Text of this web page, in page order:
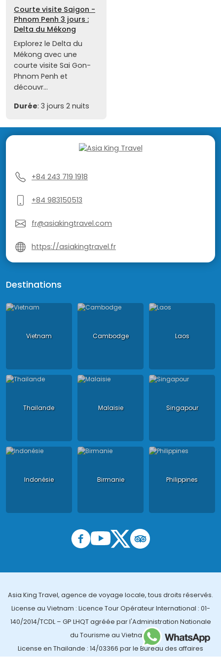
Courte visite Saigon -
Phnom Penh 3 jours :
Delta du Mékong
Explorez le Delta du
Mékong avec une
courte visite Sai Gon-
Phnom Penh et
découvr...
Durée: 3 jours 2 nuits
+84 243 719 1918
+84 983150513
fr@asiakingtravel.com
https://asiakingtravel.fr
Destinations
Vietnam Cambodge Laos
Thailande Malaisie Singapour
Indonésie Birmanie Philippines
Asia King Travel, agence de voyage locale, tous droits réservés.
License au Vietnam : Licence Tour Opérateur International : 01-
140/2014/TCDL – GP LHQT agréée par l'Administration Nationale
du Tourisme au Vietnam ;
License en Thailande : 14/03366 par le Bureau des affaires